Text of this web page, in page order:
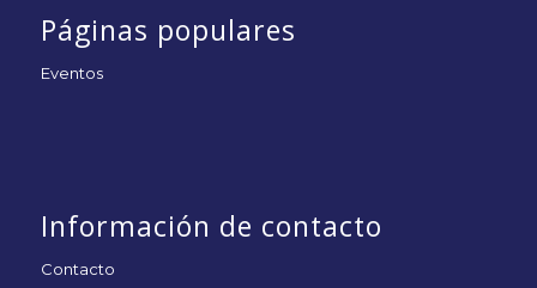
Páginas populares
Eventos
Información de contacto
Contacto